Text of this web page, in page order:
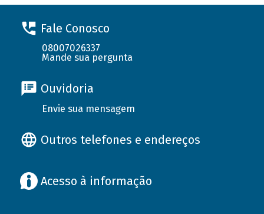
Fale Conosco
08007026337
Mande sua pergunta
Ouvidoria
Envie sua mensagem
Outros telefones e endereços
Acesso à informação